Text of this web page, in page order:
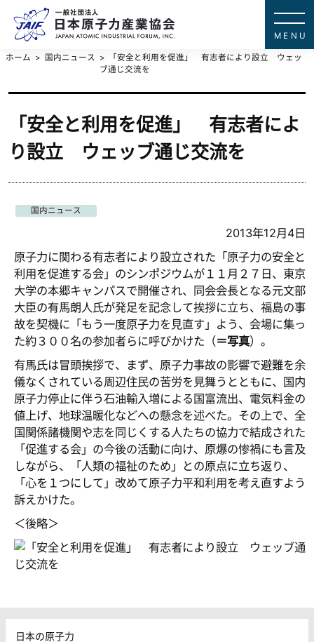
ホーム 国内ニュース
「安全と利用を促進」 有志者により設立 ウェッ
ブ通じ交流を
「安全と利用を促進」 有志者によ
り設立 ウェッブ通じ交流を
国内ニュース
2013年12月4日
原子力に関わる有志者により設立された「原子力の安全と
利用を促進する会」のシンポジウムが１１月２７日、東京
大学の本郷キャンパスで開催され、同会会長となる元文部
大臣の有馬朗人氏が発足を記念して挨拶に立ち、福島の事
故を契機に「もう一度原子力を見直す」よう、会場に集っ
た約３００名の参加者らに呼びかけた（＝写真）。
有馬氏は冒頭挨拶で、まず、原子力事故の影響で避難を余
儀なくされている周辺住民の苦労を見舞うとともに、国内
原子力停止に伴う石油輸入増による国富流出、電気料金の
値上げ、地球温暖化などへの懸念を述べた。その上で、全
国関係諸機関や志を同じくする人たちの協力で結成された
「促進する会」の今後の活動に向け、原爆の惨禍にも言及
しながら、「人類の福祉のため」との原点に立ち返り、
「心を１つにして」改めて原子力平和利用を考え直すよう
訴えかけた。
＜後略＞
日本の原子力